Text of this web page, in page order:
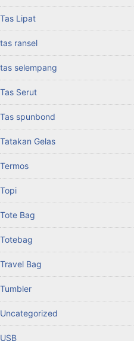
Tas Lipat
tas ransel
tas selempang
Tas Serut
Tas spunbond
Tatakan Gelas
Termos
Topi
Tote Bag
Totebag
Travel Bag
Tumbler
Uncategorized
USB